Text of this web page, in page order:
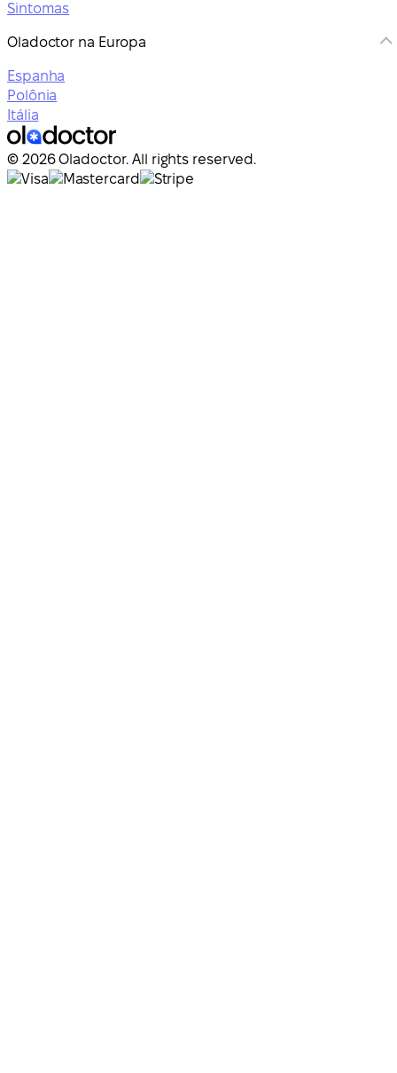
Sintomas
Oladoctor na Europa
Espanha
Polônia
Itália
© 2026 Oladoctor. All rights reserved.